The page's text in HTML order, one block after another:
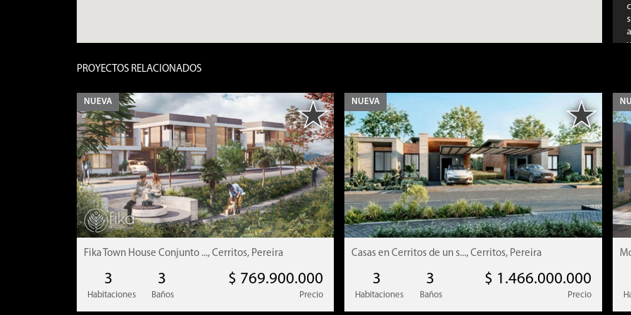
PROYECTOS RELACIONADOS
NUEVA
Fika Town House Conjunto ..., Cerritos, Pereira
3
Habitaciones
3
Baños
$ 769.900.000
Precio
NUEVA
Casas en Cerritos de un s..., Cerritos, Pereira
3
Habitaciones
3
Baños
$ 1.466.000.000
Precio